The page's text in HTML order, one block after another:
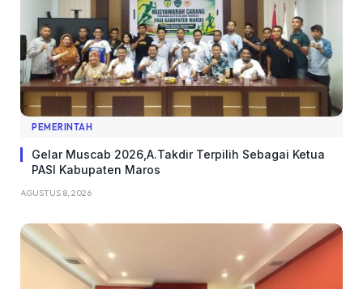
PEMERINTAH
Gelar Muscab 2026,A.Takdir Terpilih Sebagai Ketua
PASI Kabupaten Maros
AGUSTUS 8, 2026